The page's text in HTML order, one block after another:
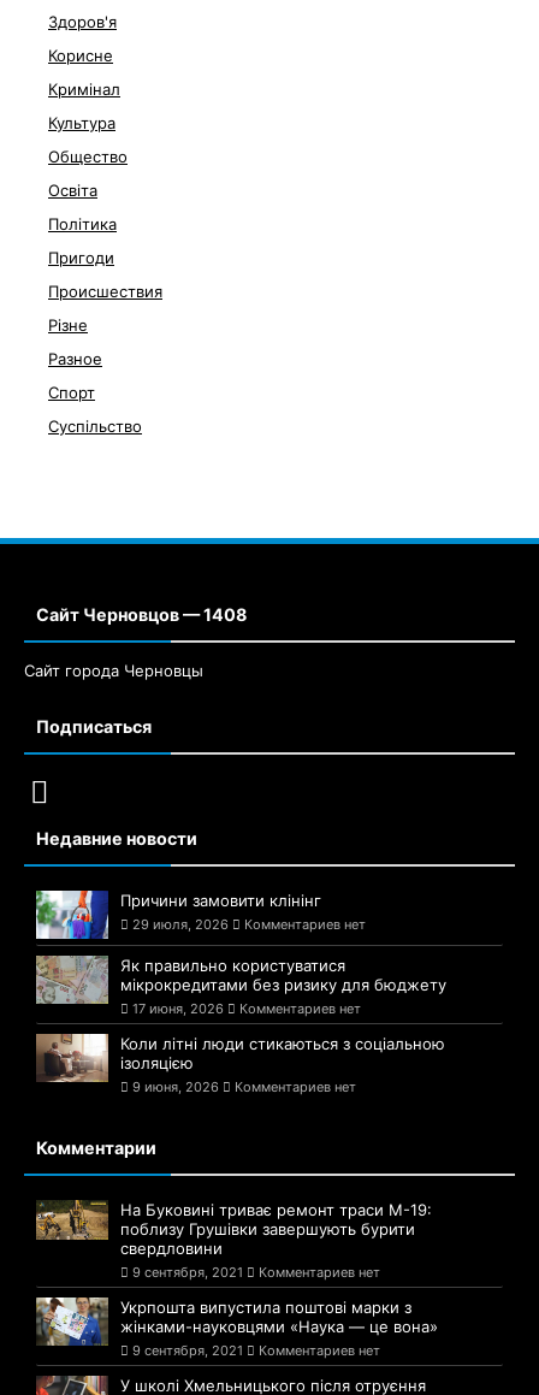
Здоров'я
Корисне
Кримінал
Культура
Общество
Освіта
Політика
Пригоди
Происшествия
Різне
Разное
Спорт
Суспільство
Сайт Черновцов — 1408
Сайт города Черновцы
Подписаться
Недавние новости
Причини замовити клінінг
29 июля, 2026 Комментариев нет
Як правильно користуватися
мікрокредитами без ризику для бюджету
17 июня, 2026 Комментариев нет
Коли літні люди стикаються з соціальною
ізоляцією
9 июня, 2026 Комментариев нет
Комментарии
На Буковині триває ремонт траси М-19:
поблизу Грушівки завершують бурити
свердловини
9 сентября, 2021 Комментариев нет
Укрпошта випустила поштові марки з
жінками-науковцями «Наука — це вона»
9 сентября, 2021 Комментариев нет
У школі Хмельницького після отруєння